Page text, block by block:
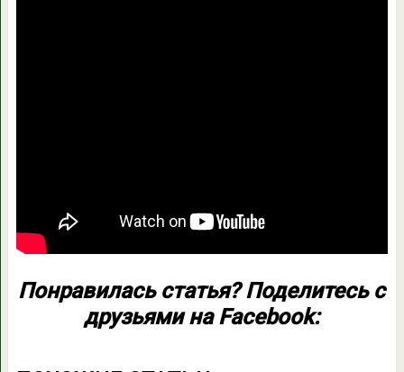
Понравилась статья? Поделитесь с
друзьями на Facebook: